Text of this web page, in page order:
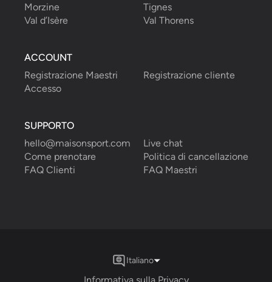
Morzine
Tignes
Val d’Isère
Val Thorens
ACCOUNT
Registrazione Maestri
Registrazione cliente
Accesso
SUPPORTO
hello@maisonsport.com
Live chat
Come prenotare
Politica di cancellazione
FAQ Clienti
FAQ Maestri
Informativa sulla Privacy
Italiano